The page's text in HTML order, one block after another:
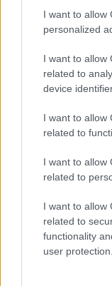
I want to allow
personalized
I want to allow
related to
device
I want to allow
related to
I want to allow
related to
I want to allow
related to
functionality
user protection.